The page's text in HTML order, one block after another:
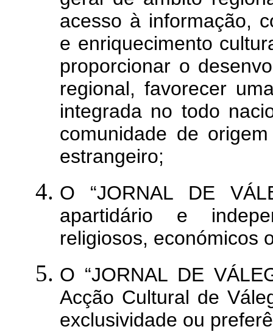
acesso à informação,
e enriquecimento
proporcionar o
regional, favorecer
integrada no todo
comunidade de
estrangeiro;
O “JORNAL DE
apartidário e
religiosos, económicos
O “JORNAL DE
Acção Cultural de
exclusividade ou